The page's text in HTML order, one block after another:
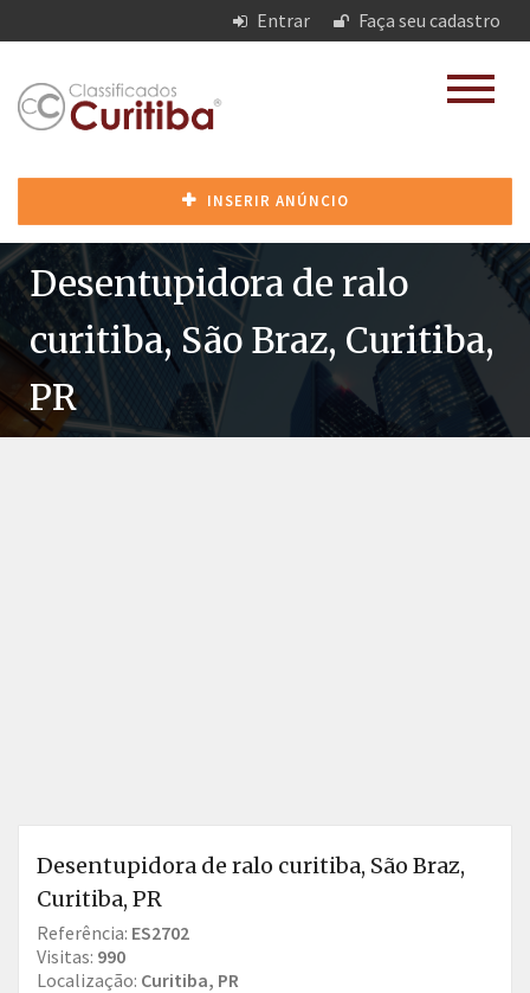
Entrar Faça seu cadastro
INSERIR ANÚNCIO
Desentupidora de ralo
curitiba, São Braz, Curitiba,
PR
Desentupidora de ralo curitiba, São Braz,
Curitiba, PR
Referência: ES2702
Visitas: 990
Localização: Curitiba, PR